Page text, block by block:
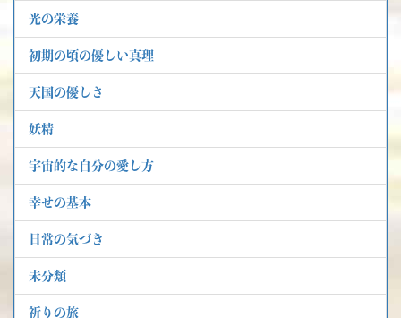
光の栄養
初期の頃の優しい真理
天国の優しさ
妖精
宇宙的な自分の愛し方
幸せの基本
日常の気づき
未分類
祈りの旅